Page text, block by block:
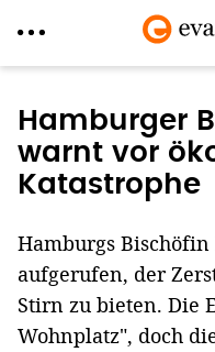
zum
Inhalt
Hamburger
warnt vor
Katastrophe
Hamburgs
aufgerufen, der
Stirn zu bieten. Die
Wohnplatz", doch